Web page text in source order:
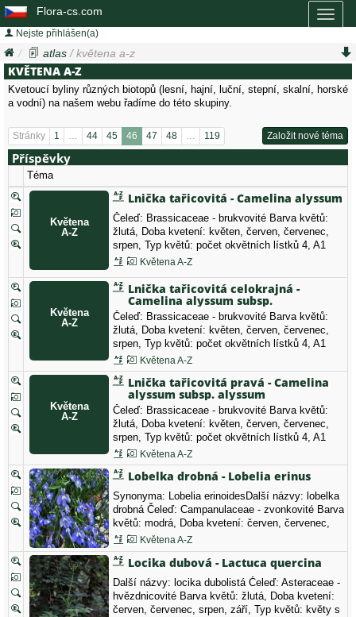
Flora-cs.com
Nejste přihlášen(a)
atlas / květena a-z
KVĚTENA A-Z
Kvetoucí byliny různých biotopů (lesní, hajní, luční, stepní, skalní, horské
a vodní) na našem webu řadíme do této skupiny.
Stránky 1 … 44 45 46 47 48 … 119 Založit nové téma
Příspěvky
Téma
Lnička tařicovitá - Camelina alyssum
Čeleď: Brassicaceae - brukvovité Barva květů:
žlutá, Doba kvetení: květen, červen, červenec,
srpen, Typ květů: počet okvětních lístků 4, A1
vyhynulý druh
Květena A-Z
Lnička tařicovitá celokrajná -
Camelina alyssum subsp.
integerrima
Čeleď: Brassicaceae - brukvovité Barva květů:
žlutá, Doba kvetení: květen, červen, červenec,
srpen, Typ květů: počet okvětních lístků 4, A1
vyhynulý druh
Květena A-Z
Lnička tařicovitá pravá - Camelina
alyssum subsp. alyssum
Čeleď: Brassicaceae - brukvovité Barva květů:
žlutá, Doba kvetení: květen, červen, červenec,
srpen, Typ květů: počet okvětních lístků 4, A1
vyhynulý druh
Květena A-Z
Lobelka drobná - Lobelia erinus
Synonyma: Lobelia erinoidesDalší názvy: lobelka
drobná Čeleď: Campanulaceae - zvonkovité Barva
květů: modrá, Doba kvetení: červen, červenec,
srpen, Typ květů: květy ostatní.
Květena A-Z
Locika dubová - Lactuca quercina
Další názvy: locika dubolistá Čeleď: Asteraceae -
hvězdnicovité Barva květů: žlutá, Doba kvetení:
červen, červenec, srpen, září, Typ květů: květy s